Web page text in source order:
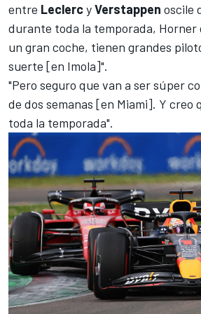
entre LeclercyVerstappen oscile
durante toda la temporada, Horner
un gran coche, tienen grandes
suerte [en Imola]".
"Pero seguro que van a ser súper
de dos semanas [en Miami]. Y creo
toda la temporada".